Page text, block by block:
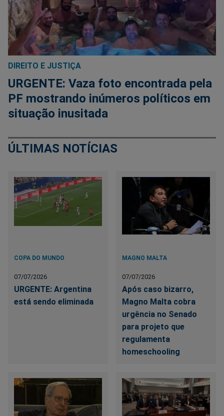
DIREITO E JUSTIÇA
URGENTE: Vaza foto encontrada pela
PF mostrando inúmeros políticos em
situação inusitada
ÚLTIMAS NOTÍCIAS
COPA DO MUNDO
07/07/2026
URGENTE: Argentina
está sendo eliminada
MAGNO MALTA
07/07/2026
Após caso bizarro,
Magno Malta cobra
urgência no Senado
para projeto que
regulamenta
homeschooling